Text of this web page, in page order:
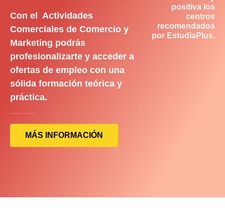
Con el Actividades
Comerciales de Comercio y
Marketing podrás
profesionalizarte y acceder a
ofertas de empleo con una
sólida formación teórica y
práctica.
MÁS INFORMACIÓN
positiva los
centros
recomendados
por EstudiaPlus.